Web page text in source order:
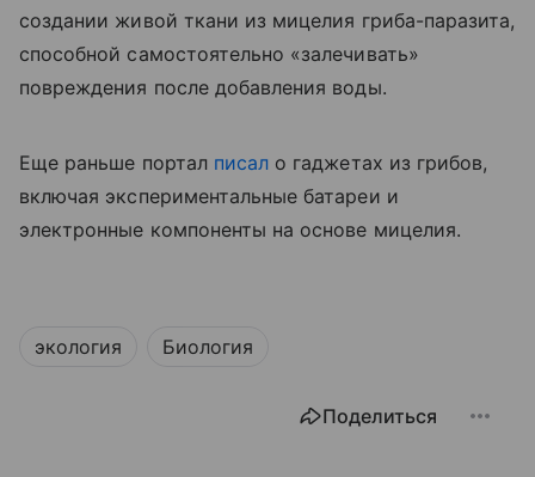
создании живой ткани из мицелия гриба-паразита,
способной самостоятельно «залечивать»
повреждения после добавления воды.
Еще раньше портал писал о гаджетах из грибов,
включая экспериментальные батареи и
электронные компоненты на основе мицелия.
экология Биология
Поделиться